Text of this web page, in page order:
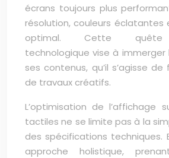
écrans toujours plus
résolution, couleurs éclatantes
optimal. Cette quête
technologique vise à immerger
ses contenus, qu’il s’agisse
de travaux créatifs.
L’optimisation de l’affichage
tactiles ne se limite pas à la
des spécifications techniques.
approche holistique,